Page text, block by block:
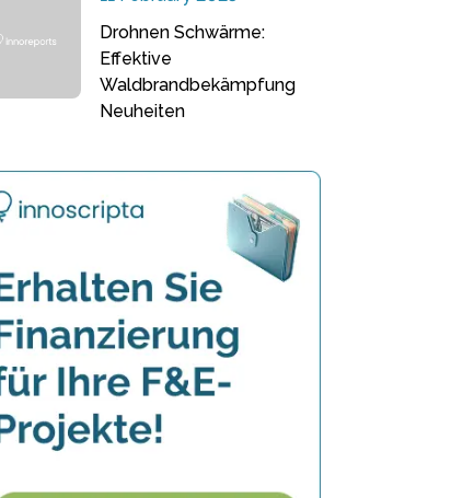
Drohnen Schwärme:
Effektive
Waldbrandbekämpfung
Neuheiten